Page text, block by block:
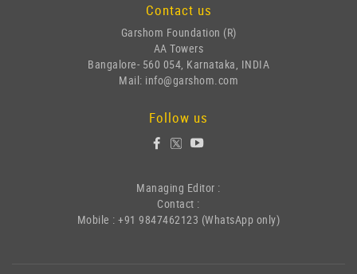
Contact us
Garshom Foundation (R)
AA Towers
Bangalore- 560 054, Karnataka, INDIA
Mail: info@garshom.com
Follow us
Managing Editor :
Contact :
Mobile : +91 9847462123 (WhatsApp only)